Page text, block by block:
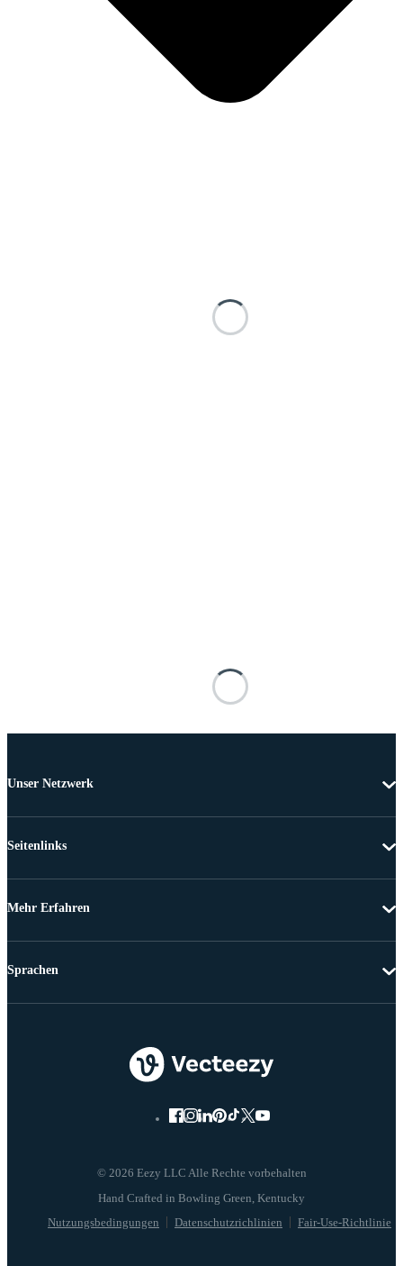
Unser Netzwerk
Seitenlinks
Mehr Erfahren
© 2026 Eezy LLC Alle Rechte vorbehalten
Nutzungsbedingungen Datenschutzrichlinien Fair-Use-Richtlinie
Sprachen